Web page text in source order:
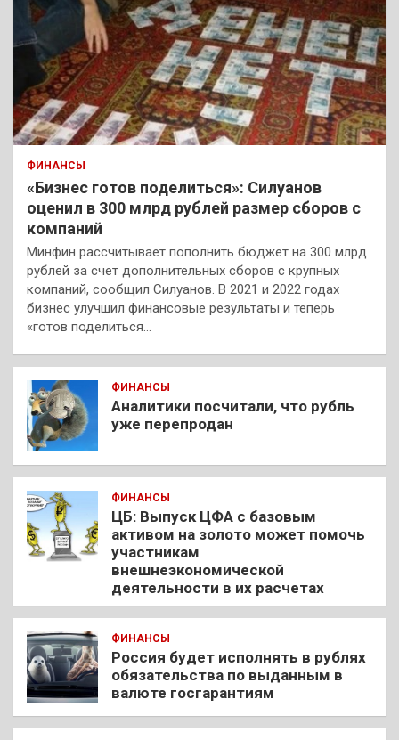
ФИНАНСЫ
«Бизнес готов поделиться»: Силуанов
оценил в 300 млрд рублей размер сборов с
компаний
Минфин рассчитывает пополнить бюджет на 300 млрд
рублей за счет дополнительных сборов с крупных
компаний, сообщил Силуанов. В 2021 и 2022 годах
бизнес улучшил финансовые результаты и теперь
«готов поделиться…
ФИНАНСЫ
Аналитики посчитали, что рубль
уже перепродан
ФИНАНСЫ
ЦБ: Выпуск ЦФА с базовым
активом на золото может помочь
участникам
внешнеэкономической
деятельности в их расчетах
ФИНАНСЫ
Россия будет исполнять в рублях
обязательства по выданным в
валюте госгарантиям